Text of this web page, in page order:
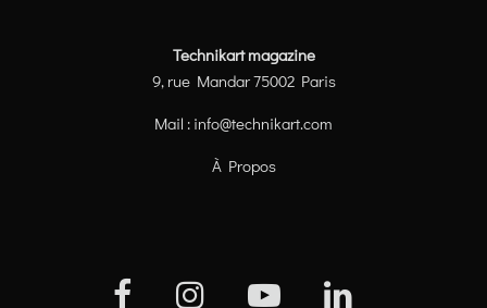
Technikart magazine
9, rue Mandar 75002 Paris
Mail : info@technikart.com
À Propos